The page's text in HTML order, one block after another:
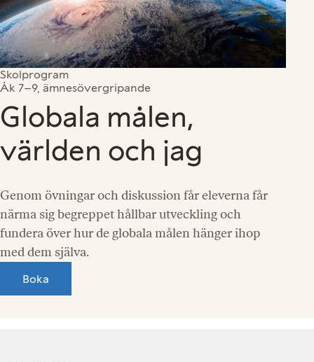
Skolprogram
Åk 7–9, ämnesövergripande
Globala målen,
världen och jag
Genom övningar och diskussion får eleverna får
närma sig begreppet hållbar utveckling och
fundera över hur de globala målen hänger ihop
med dem själva.
Boka